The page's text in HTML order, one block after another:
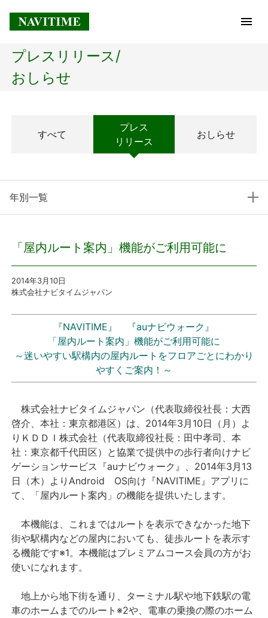
トップページ
経営理念
プレスリリース
プレスリリース
おしらせ
サービス
法人向けサービス
採用情報
English
プレスリリース/
おしらせ
すべて
プレス
リリース
おしらせ
年別一覧
「屋内ルート案内」機能がご利用可能に
2014年3月10日
株式会社ナビタイムジャパン
『NAVITIME』 『auナビウォーク』
「屋内ルート案内」機能がご利用可能に
～迷いやすい駅構内の屋内ルートをフロアごとにわかり
やすくご案内！～
株式会社ナビタイムジャパン（代表取締役社長：大西
啓介、本社：東京都港区）は、2014年3月10日（月）よ
りＫＤＤＩ株式会社（代表取締役社長：田中孝司、本
社：東京都千代田区）と協業で提供中の歩行者向けナビ
ゲーションサービス『auナビウォーク』、2014年3月13
日（木）よりAndroid OS向け『NAVITIME』アプリに
て、「屋内ルート案内」の機能を提供いたします。
本機能は、これまではルートを表示できなかった地下
街や駅構内などの屋内においても、徒歩ルートを表示す
る機能です※1。本機能はプレミアムコース会員の方がお
使いになれます。
地上から地下街を通り、ターミナル駅や地下鉄駅の電
車のホームまでのルート※2や、電車の乗換の際のホーム